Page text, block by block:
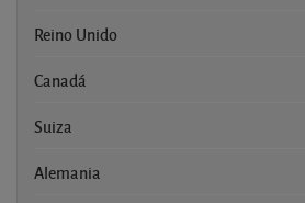
Reino Unido
Canadá
Suiza
Alemania